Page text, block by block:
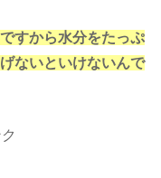
すから水分をたっぷ
ないといけないんで